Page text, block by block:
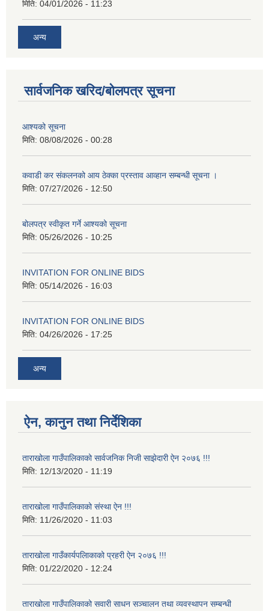
मिति: 04/01/2026 - 11:23
अन्य
सार्वजनिक खरिद/बोलपत्र सूचना
आश्यको सूचना
मिति: 08/08/2026 - 00:28
कवाडी कर संकलनको आय ठेक्का प्रस्ताव आव्हान सम्बन्धी सूचना ।
मिति: 07/27/2026 - 12:50
बोलपत्र स्वीकृत गर्ने आश्यको सूचना
मिति: 05/26/2026 - 10:25
INVITATION FOR ONLINE BIDS
मिति: 05/14/2026 - 16:03
INVITATION FOR ONLINE BIDS
मिति: 04/26/2026 - 17:25
अन्य
ऐन, कानुन तथा निर्देशिका
ताराखोला गाउँपालिकाको सार्वजनिक निजी साझेदारी ऐन २०७६ !!!
मिति: 12/13/2020 - 11:19
ताराखोला गाउँपालिकाको संस्था ऐन !!!
मिति: 11/26/2020 - 11:03
ताराखोला गाउँकार्यपलािकाको प्रहरी ऐन २०७६ !!!
मिति: 01/22/2020 - 12:24
ताराखोला गाउँपालिकाको सवारी साधन सञ्चालन तथा व्यवस्थापन सम्बन्धी